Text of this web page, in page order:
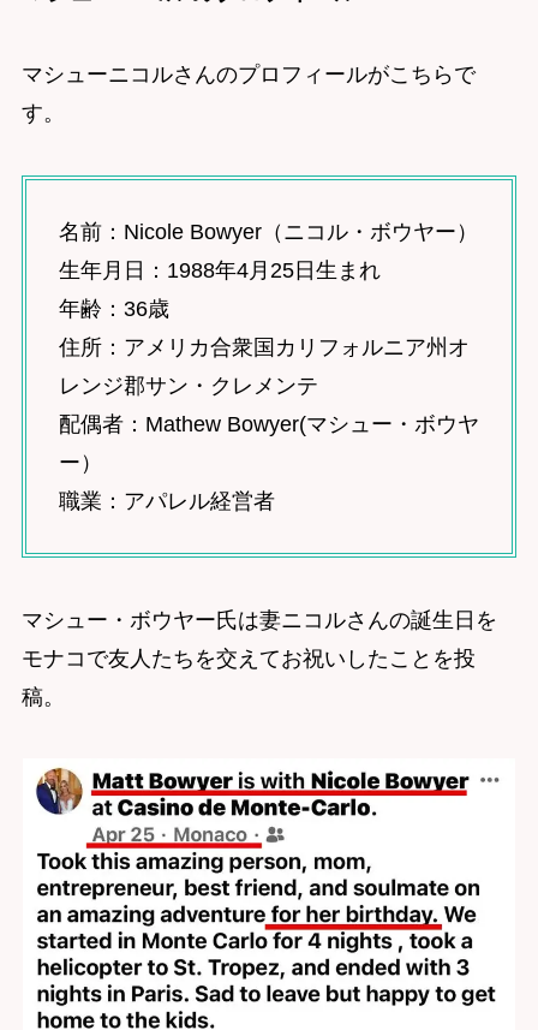
マシューニコルさんのプロフィールがこちらで
す。
名前：Nicole Bowyer（ニコル・ボウヤー）
生年月日：1988年4月25日生まれ
年齢：36歳
住所：アメリカ合衆国カリフォルニア州オ
レンジ郡サン・クレメンテ
配偶者：Mathew Bowyer(マシュー・ボウヤ
ー）
職業：アパレル経営者
マシュー・ボウヤー氏は妻ニコルさんの誕生日を
モナコで友人たちを交えてお祝いしたことを投
稿。